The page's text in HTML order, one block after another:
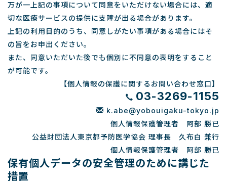
万が一上記の事項について同意をいただけない場合には、適
切な医療サービスの提供に支障が出る場合があります。
上記の利用目的のうち、同意しがたい事項がある場合にはそ
の旨をお申出ください。
また、同意いただいた後でも個別に不同意の表明をすること
が可能です。
【個人情報の保護に関するお問い合わせ窓口】
03-3269-1155
k.abe@yobouigaku-tokyo.jp
個人情報保護管理者 阿部 勝已
公益財団法人東京都予防医学協会 理事長 久布白 兼行
個人情報保護管理者 阿部 勝已
保有個人データの安全管理のために講じた
措置